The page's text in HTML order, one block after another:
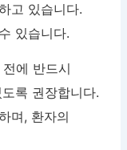
고 있습니다.
있습니다.
에 반드시
록 권장합니다.
며, 환자의